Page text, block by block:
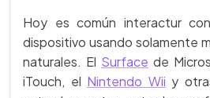
Hoy es común interactur
dispositivo usando solamente
naturales. El Surface de
iTouch, el Nintendo Wii y